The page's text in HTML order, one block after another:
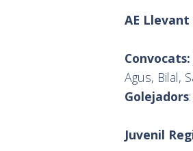
AE Llevant
Convocats:
Agus, Bilal,
Golejadors
Juvenil